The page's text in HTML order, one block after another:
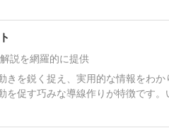
説を網羅的に提供
きを鋭く捉え、実用的な情報をわ
を促す巧みな導線作りが特徴です